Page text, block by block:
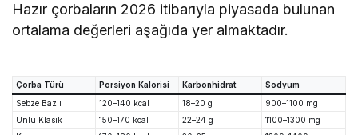
Hazır çorbaların 2026 itibarıyla piyasada bulunan
ortalama değerleri aşağıda yer almaktadır.
Çorba Türü Porsiyon Kalorisi Karbonhidrat
Sodyum
Sebze Bazlı
120–140 kcal 18–20 g
900–1100 mg
Unlu Klasik
150–170 kcal 22–24 g
1100–1300 mg